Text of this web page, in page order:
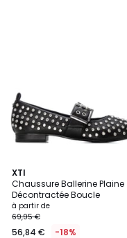
XTI
Chaussure Ballerine Plaine
Décontractée Boucle
à partir de
69,95 €
56,84 € -18%
2
Couleurs